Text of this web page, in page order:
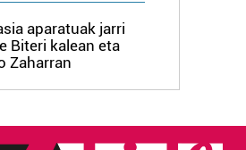
Zure esperientzia eta
cookie teknologiaz
ematen diguzu.Gehiago
aparatuak jarri
Biteri kalean eta
Zaharran